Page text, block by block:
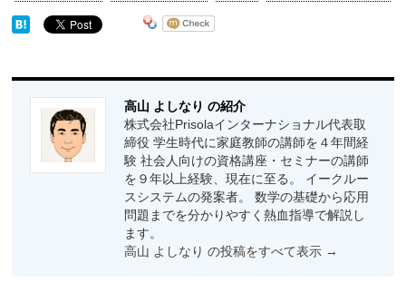
高山 よしなり の紹介
株式会社Prisolaインターナショナル代表取
締役 学生時代に家庭教師の講師を４年間経
験 社会人向けの資格講座・セミナーの講師
を９年以上経験、現在に至る。 イークルー
スシステムの発案者。 数学の基礎から応用
問題までを分かりやすく熱血指導で解説し
ます。
高山 よしなり の投稿をすべて表示 →